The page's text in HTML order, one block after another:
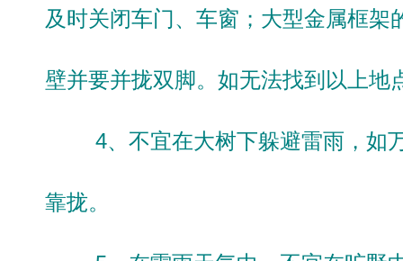
及时关闭车门、车窗；大型金属框
壁并要并拢双脚。如无法找到以上
4、不宜在大树下躲避雷雨，如万
靠拢。